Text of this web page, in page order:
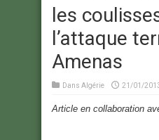
les
l’attaque
Amenas
Dans Algérie 21/01/
Article en collaboration